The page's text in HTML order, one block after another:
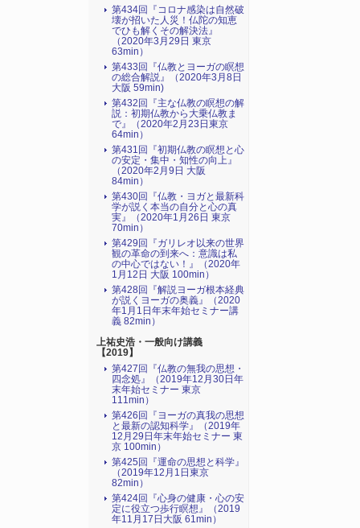
第434回『コロナ感染は自然破
壊が招いた人災！仏陀の知恵
でひも解くその解決法』
（2020年3月29日 東京
63min）
第433回『仏教とヨーガの瞑想
の総合解説』（2020年3月8日
大阪 59min)
第432回『主な仏教の瞑想の解
説：初期仏教から大乗仏教ま
で』（2020年2月23日東京
64min）
第431回『初期仏教の瞑想と心
の安定・集中・知性の向上』
（2020年2月9日 大阪
84min）
第430回『仏教・ヨガと最新科
学が説く本当の自分と心の真
実』（2020年1月26日 東京
70min）
第429回『ガリレオ以来の世界
観の革命の到来へ：意識は私
の中心ではない！』（2020年
1月12日 大阪 100min）
第428回『解説ヨーガ根本経典
が説くヨーガの奥義』（2020
年1月1日年末年始セミナー講
義 82min）
上祐史浩・一般向け講義
【2019】
第427回『仏教の無我の思想・
四念処』（2019年12月30日年
末年始セミナー 東京
111min）
第426回『ヨーガの真我の思想
と最新の認知科学』（2019年
12月29日年末年始セミナー 東
京 100min）
第425回『運命の思想と科学』
（2019年12月1日東京
82min）
第424回『心身の健康・心の安
定に役立つ歩行瞑想』（2019
年11月17日大阪 61min）